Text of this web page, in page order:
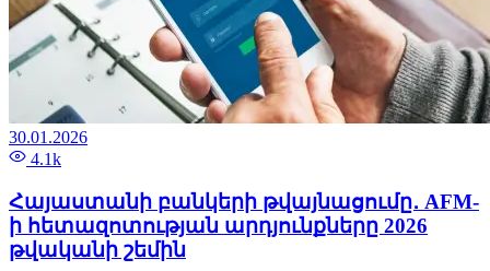
30.01.2026
4.1k
Հայաստանի բանկերի թվայնացումը․ AFM-
ի հետազոտության արդյունքները 2026
թվականի շեմին